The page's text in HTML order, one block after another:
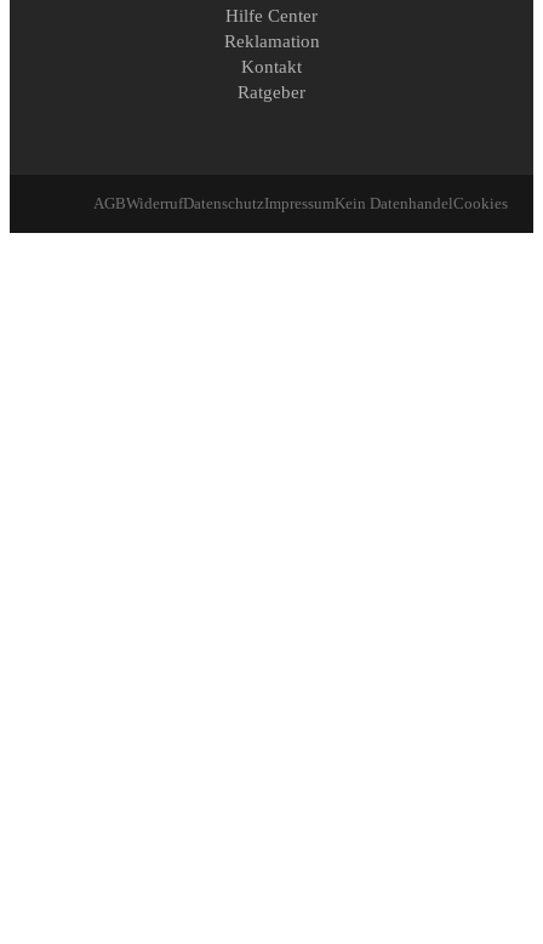
Hilfe Center
Reklamation
Kontakt
Ratgeber
AGBWiderrufDatenschutzImpressumKein DatenhandelCookies